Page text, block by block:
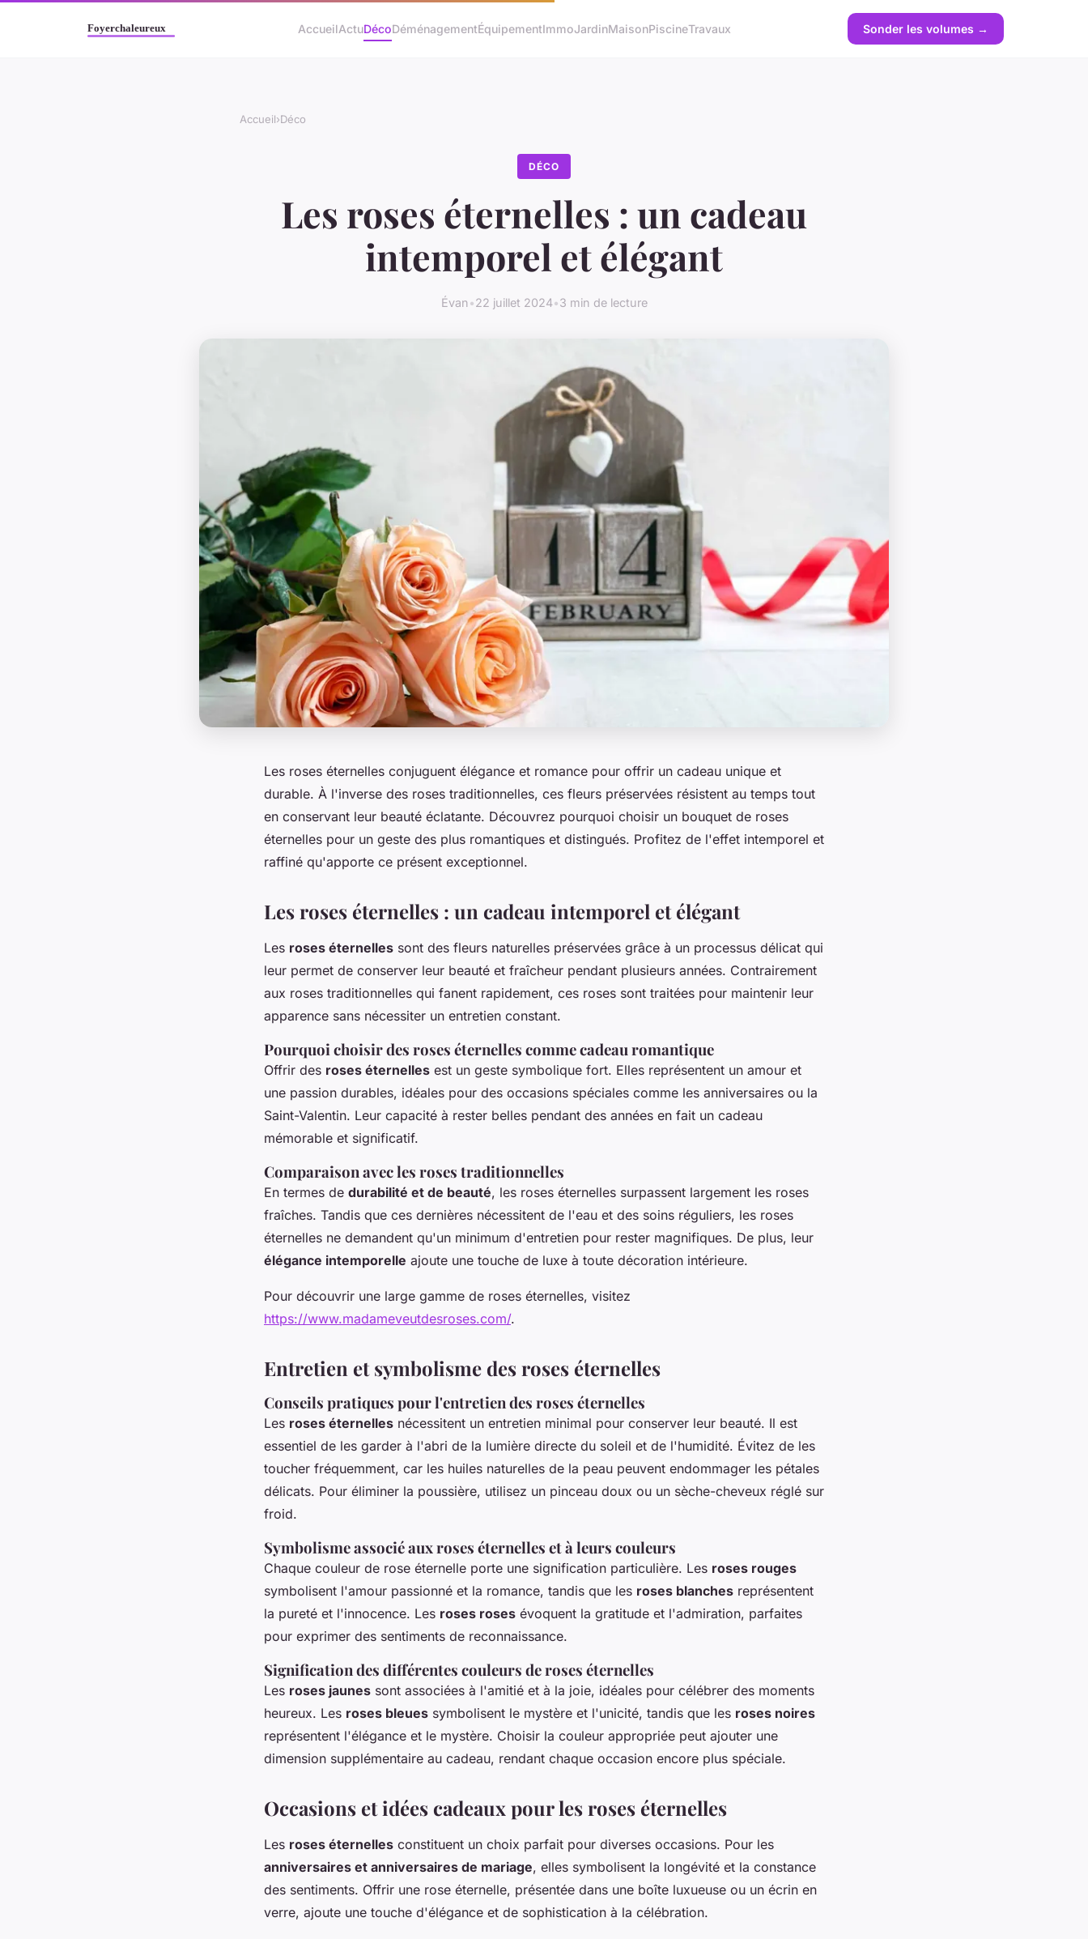
AccueilActuDécoDéménagementÉquipementImmoJardinMaisonPiscineTravaux Sonder les volumes →
Accueil›Déco
DÉCO
Les roses éternelles : un cadeau
intemporel et élégant
Évan•22 juillet 2024•3 min de lecture
Les roses éternelles conjuguent élégance et romance pour offrir un cadeau unique et
durable. À l'inverse des roses traditionnelles, ces fleurs préservées résistent au temps tout
en conservant leur beauté éclatante. Découvrez pourquoi choisir un bouquet de roses
éternelles pour un geste des plus romantiques et distingués. Profitez de l'effet intemporel et
raffiné qu'apporte ce présent exceptionnel.
Les roses éternelles : un cadeau intemporel et élégant
Les roses éternelles sont des fleurs naturelles préservées grâce à un processus délicat qui
leur permet de conserver leur beauté et fraîcheur pendant plusieurs années. Contrairement
aux roses traditionnelles qui fanent rapidement, ces roses sont traitées pour maintenir leur
apparence sans nécessiter un entretien constant.
Pourquoi choisir des roses éternelles comme cadeau romantique
Offrir des roses éternelles est un geste symbolique fort. Elles représentent un amour et
une passion durables, idéales pour des occasions spéciales comme les anniversaires ou la
Saint-Valentin. Leur capacité à rester belles pendant des années en fait un cadeau
mémorable et significatif.
Comparaison avec les roses traditionnelles
En termes de durabilité et de beauté, les roses éternelles surpassent largement les roses
fraîches. Tandis que ces dernières nécessitent de l'eau et des soins réguliers, les roses
éternelles ne demandent qu'un minimum d'entretien pour rester magnifiques. De plus, leur
élégance intemporelle ajoute une touche de luxe à toute décoration intérieure.
Pour découvrir une large gamme de roses éternelles, visitez
https://www.madameveutdesroses.com/.
Entretien et symbolisme des roses éternelles
Conseils pratiques pour l'entretien des roses éternelles
Les roses éternelles nécessitent un entretien minimal pour conserver leur beauté. Il est
essentiel de les garder à l'abri de la lumière directe du soleil et de l'humidité. Évitez de les
toucher fréquemment, car les huiles naturelles de la peau peuvent endommager les pétales
délicats. Pour éliminer la poussière, utilisez un pinceau doux ou un sèche-cheveux réglé sur
froid.
Symbolisme associé aux roses éternelles et à leurs couleurs
Chaque couleur de rose éternelle porte une signification particulière. Les roses rouges
symbolisent l'amour passionné et la romance, tandis que les roses blanches représentent
la pureté et l'innocence. Les roses roses évoquent la gratitude et l'admiration, parfaites
pour exprimer des sentiments de reconnaissance.
Signification des différentes couleurs de roses éternelles
Les roses jaunes sont associées à l'amitié et à la joie, idéales pour célébrer des moments
heureux. Les roses bleues symbolisent le mystère et l'unicité, tandis que les roses noires
représentent l'élégance et le mystère. Choisir la couleur appropriée peut ajouter une
dimension supplémentaire au cadeau, rendant chaque occasion encore plus spéciale.
Occasions et idées cadeaux pour les roses éternelles
Les roses éternelles constituent un choix parfait pour diverses occasions. Pour les
anniversaires et anniversaires de mariage, elles symbolisent la longévité et la constance
des sentiments. Offrir une rose éternelle, présentée dans une boîte luxueuse ou un écrin en
verre, ajoute une touche d'élégance et de sophistication à la célébration.